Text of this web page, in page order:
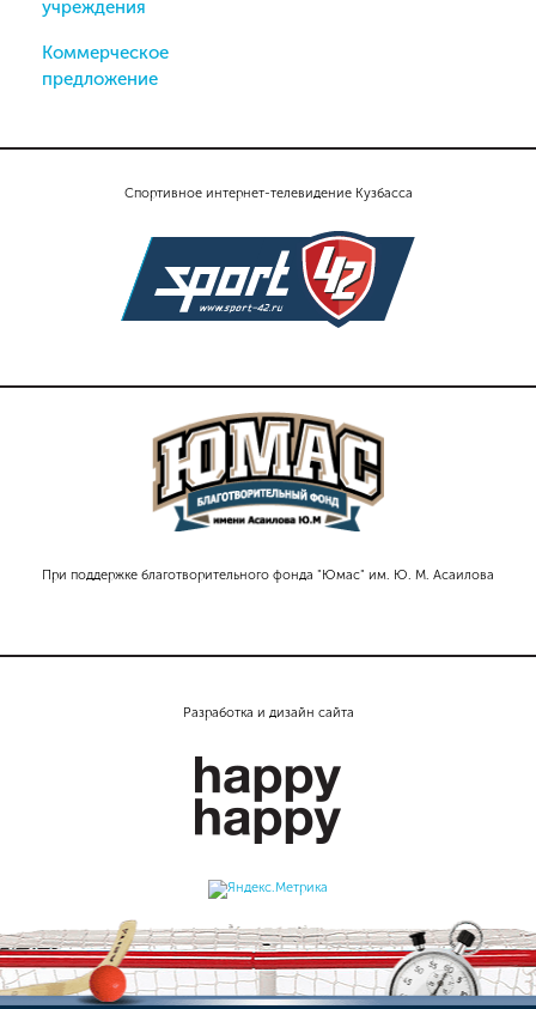
Спортивное интернет-телевидение Кузбасса
При поддержке благотворительного фонда "Юмас" им. Ю. М. Асаилова
учреждения
Коммерческое
предложение
Разработка и дизайн сайта